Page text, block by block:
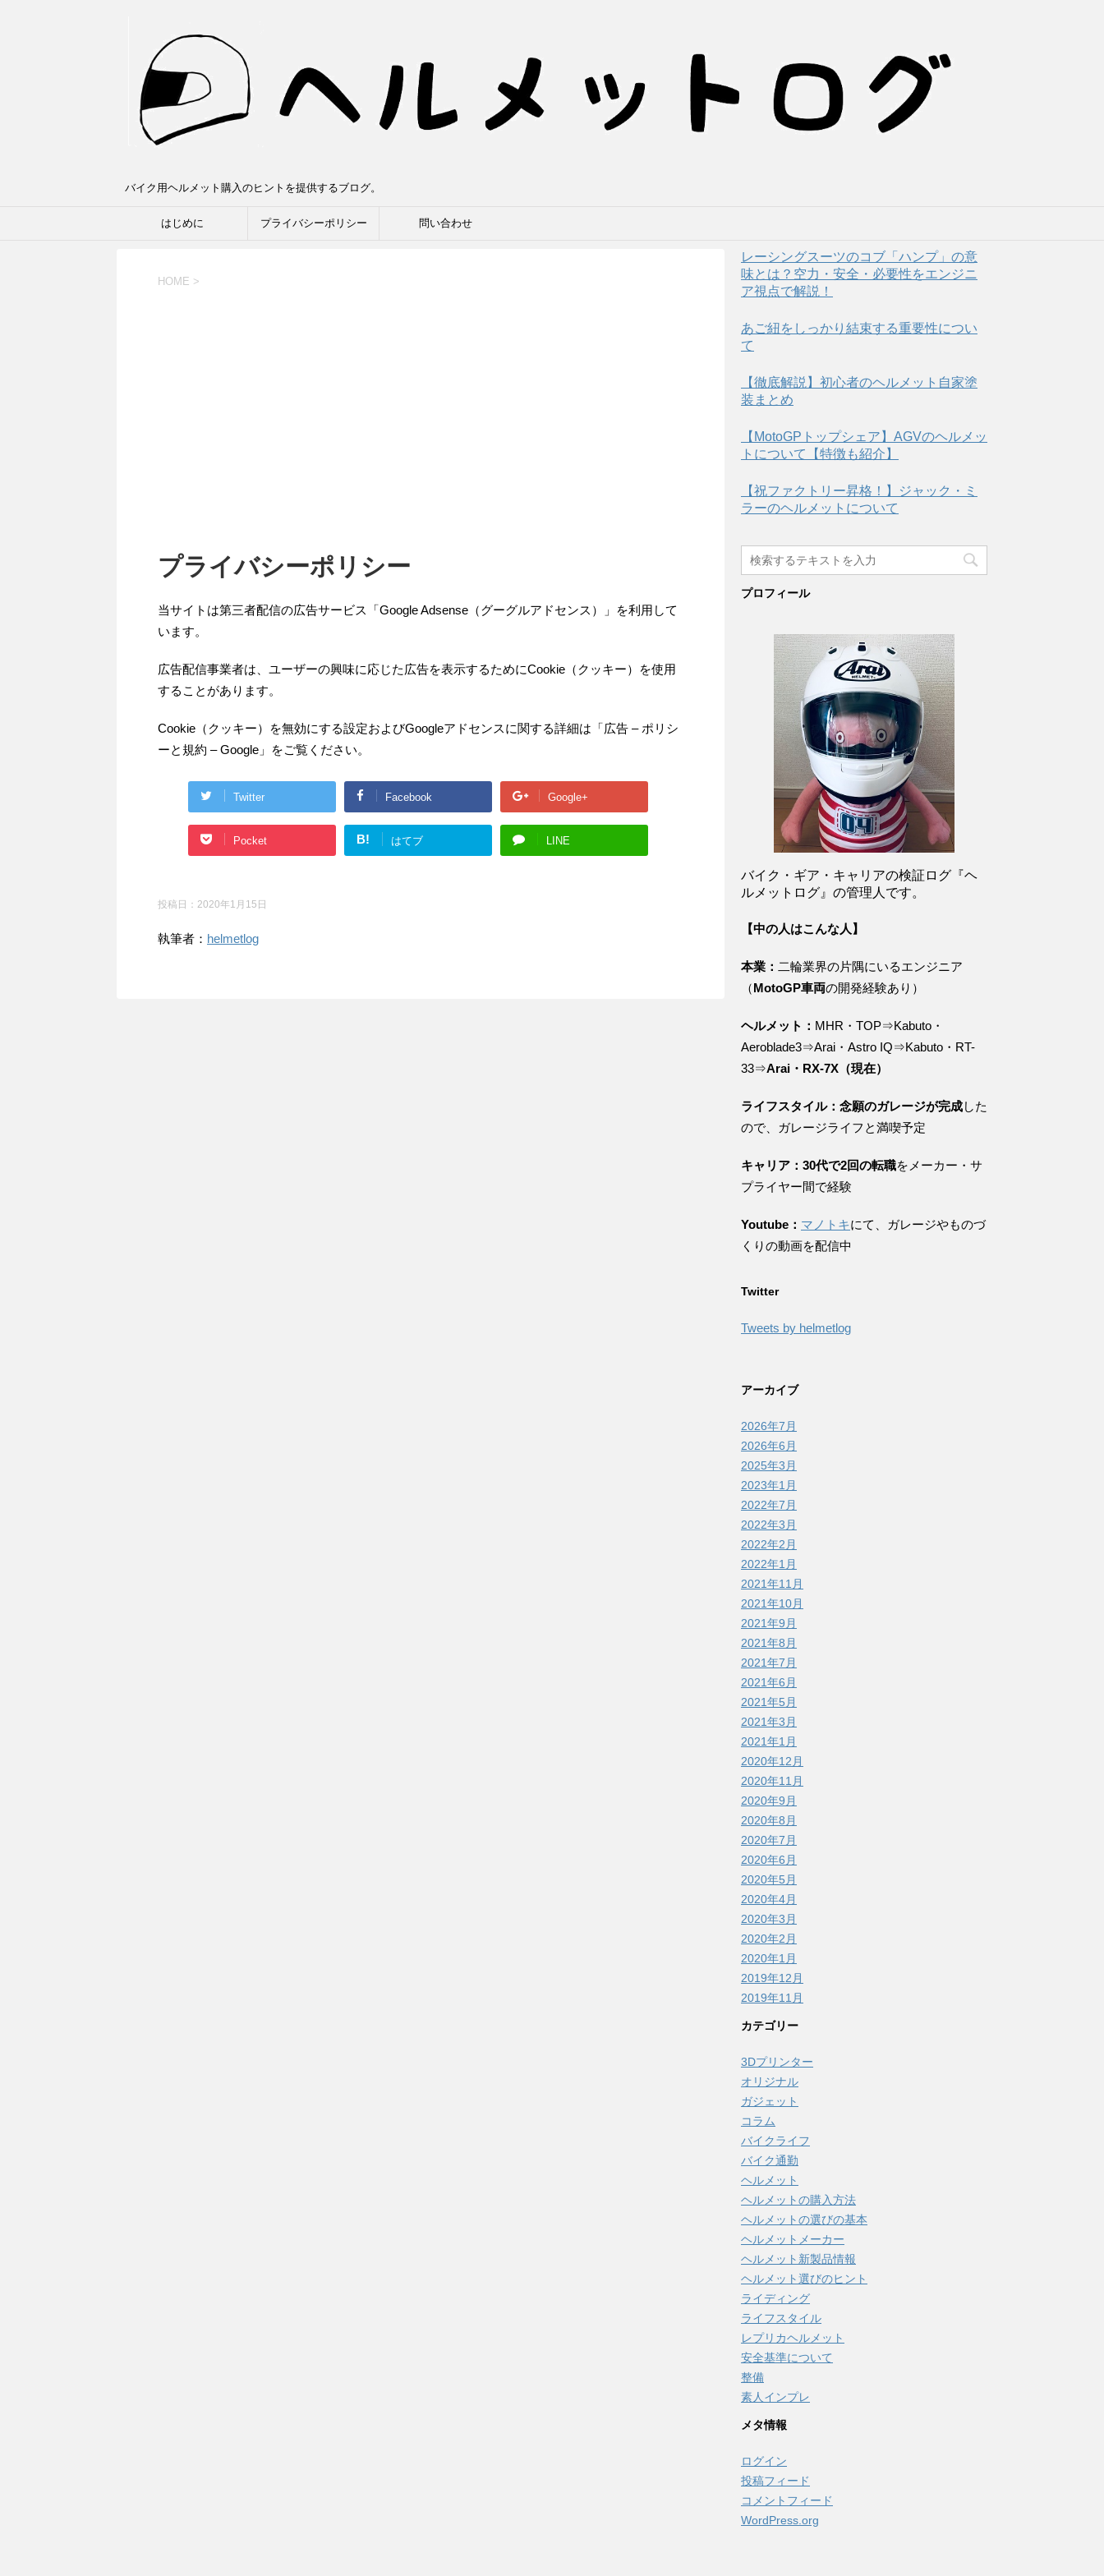
バイク用ヘルメット購入のヒントを提供するブログ。
はじめに プライバシーポリシー 問い合わせ
HOME >
プライバシーポリシー
当サイトは第三者配信の広告サービス「Google Adsense（グーグルアドセンス）」を利用して
います。
広告配信事業者は、ユーザーの興味に応じた広告を表示するためにCookie（クッキー）を使用
することがあります。
Cookie（クッキー）を無効にする設定およびGoogleアドセンスに関する詳細は「広告 – ポリシ
ーと規約 – Google」をご覧ください。
Twitter Facebook Google+
Pocket B! はてブ LINE
投稿日： 2020年1月15日
執筆者： helmetlog
レーシングスーツのコブ「ハンプ」の意
味とは？空力・安全・必要性をエンジニ
ア視点で解説！
あご紐をしっかり結束する重要性につい
て
【徹底解説】初心者のヘルメット自家塗
装まとめ
【MotoGPトップシェア】AGVのヘルメッ
トについて【特徴も紹介】
【祝ファクトリー昇格！】ジャック・ミ
ラーのヘルメットについて
プロフィール
バイク・ギア・キャリアの検証ログ『ヘ
ルメットログ』の管理人です。
【中の人はこんな人】
本業： 二輪業界の片隅にいるエンジニア
（MotoGP車両の開発経験あり）
ヘルメット： MHR・TOP⇒Kabuto・
Aeroblade3⇒Arai・Astro IQ⇒Kabuto・RT-
33⇒Arai・RX-7X（現在）
ライフスタイル：念願のガレージが完成した
ので、ガレージライフと満喫予定
キャリア：30代で2回の転職をメーカー・サ
プライヤー間で経験
Youtube： マノトキにて、ガレージやものづ
くりの動画を配信中
Twitter
Tweets by helmetlog
アーカイブ
2026年7月
2026年6月
2025年3月
2023年1月
2022年7月
2022年3月
2022年2月
2022年1月
2021年11月
2021年10月
2021年9月
2021年8月
2021年7月
2021年6月
2021年5月
2021年3月
2021年1月
2020年12月
2020年11月
2020年9月
2020年8月
2020年7月
2020年6月
2020年5月
2020年4月
2020年3月
2020年2月
2020年1月
2019年12月
2019年11月
カテゴリー
3Dプリンター
オリジナル
ガジェット
コラム
バイクライフ
バイク通勤
ヘルメット
ヘルメットの購入方法
ヘルメットの選びの基本
ヘルメットメーカー
ヘルメット新製品情報
ヘルメット選びのヒント
ライディング
ライフスタイル
レプリカヘルメット
安全基準について
整備
素人インプレ
メタ情報
ログイン
投稿フィード
コメントフィード
WordPress.org